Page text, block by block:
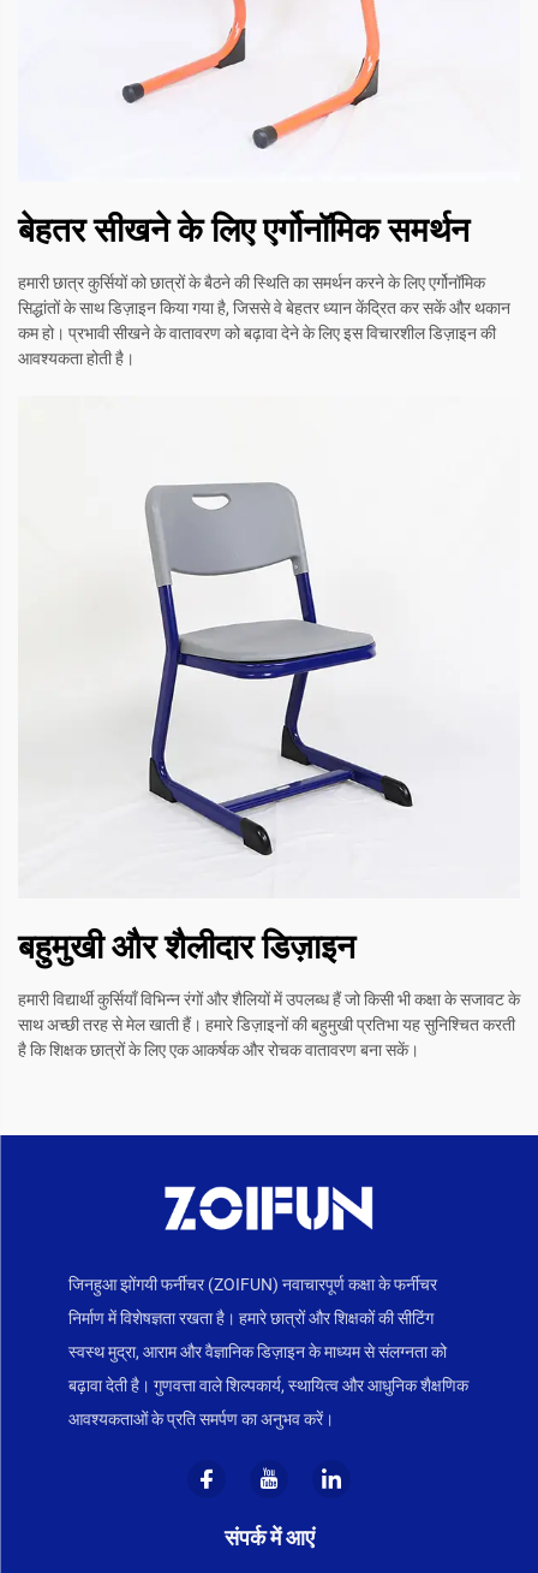
बेहतर सीखने के लिए एर्गोनॉमिक समर्थन
हमारी छात्र कुर्सियों को छात्रों के बैठने की स्थिति का समर्थन करने के लिए एर्गोनॉमिक
सिद्धांतों के साथ डिज़ाइन किया गया है, जिससे वे बेहतर ध्यान केंद्रित कर सकें और थकान
कम हो। प्रभावी सीखने के वातावरण को बढ़ावा देने के लिए इस विचारशील डिज़ाइन की
आवश्यकता होती है।
बहुमुखी और शैलीदार डिज़ाइन
हमारी विद्यार्थी कुर्सियाँ विभिन्न रंगों और शैलियों में उपलब्ध हैं जो किसी भी कक्षा के सजावट के
साथ अच्छी तरह से मेल खाती हैं। हमारे डिज़ाइनों की बहुमुखी प्रतिभा यह सुनिश्चित करती
है कि शिक्षक छात्रों के लिए एक आकर्षक और रोचक वातावरण बना सकें।
जिनहुआ झोंगयी फर्नीचर (ZOIFUN) नवाचारपूर्ण कक्षा के फर्नीचर
निर्माण में विशेषज्ञता रखता है। हमारे छात्रों और शिक्षकों की सीटिंग
स्वस्थ मुद्रा, आराम और वैज्ञानिक डिज़ाइन के माध्यम से संलग्नता को
बढ़ावा देती है। गुणवत्ता वाले शिल्पकार्य, स्थायित्व और आधुनिक शैक्षणिक
आवश्यकताओं के प्रति समर्पण का अनुभव करें।
संपर्क में आएं